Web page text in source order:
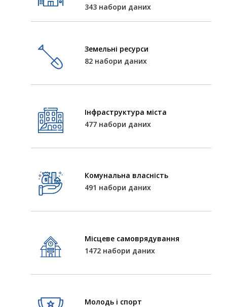
343 набори даних
Земельні ресурси
82 набори даних
Інфраструктура міста
477 набори даних
Комунальна власність
491 набори даних
Місцеве самоврядування
1472 набори даних
Молодь i спорт